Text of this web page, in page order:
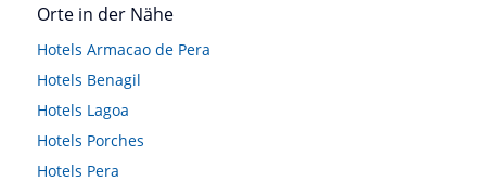
Orte in der Nähe
Hotels Armacao de Pera
Hotels Benagil
Hotels Lagoa
Hotels Porches
Hotels Pera